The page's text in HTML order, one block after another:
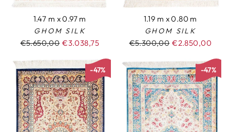
1.47 m x 0.97 m
GHOM SILK
Normaler
€5.650,00 Sonderpreis
€3.038,75
1.19 m x 0.80 m
GHOM SILK
Normaler
€5.300,00 Sonderpreis
€2.850,00
-47% -47%